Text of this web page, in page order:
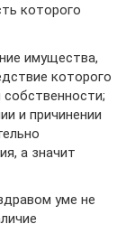
которого
имущества,
которого
и причинении
а значит
уме не